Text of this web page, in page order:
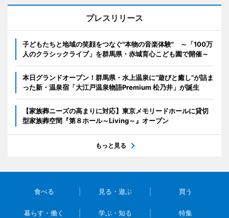
プレスリリース
子どもたちと地域の笑顔をつなぐ"本物の音楽体験" ～「100万
人のクラシックライブ」を群馬県・赤城育心こども園で開催～
本日グランドオープン！群馬県・水上温泉に“遊びと癒し”が詰ま
った新・温泉宿「大江戸温泉物語Premium 松乃井」が誕生
【家族葬ニーズの高まりに対応】東京メモリードホールに貸切
型家族葬空間『第８ホール～Living～』オープン
もっと見る
食べる 見る・遊ぶ 買う
暮らす・働く 学ぶ・知る 特集